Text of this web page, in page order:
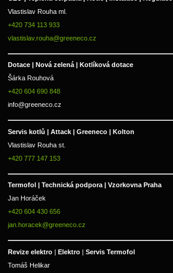
Vlastislav Rouha ml.
+420 734 113 933
vlastislav.rouha@greeneco.cz
Dotace | Nová zelená | Kotlíková dotace
Šárka Rouhová
+420 604 690 848
info@greeneco.cz
Servis kotlů | Attack | Greeneco | Kolton
Vlastislav Rouha st.
+420 777 147 153
Termofol | Technická podpora | Vzorkovna Praha
Jan Horáček
+420 604 430 656
jan.horacek@greeneco.cz
Revize elektro | Elektro | Servis Termofol
Tomáš Helikar